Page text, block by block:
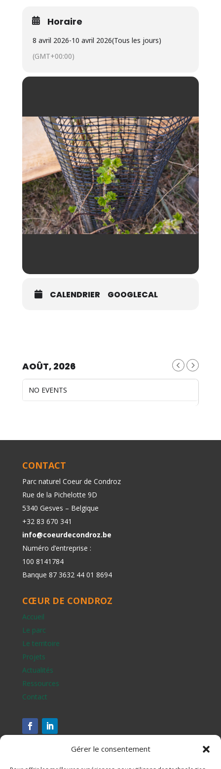
Gérer le consentement
Horaire
8 avril 2026-10 avril 2026(Tous les jours)
(GMT+00:00)
CALENDRIER GOOGLECAL
AOÛT, 2026
NO EVENTS
CONTACT
Parc naturel Coeur de Condroz
Rue de la Pichelotte 9D
5340 Gesves – Belgique
+32 83 670 341
info@coeurdecondroz.be
Numéro d’entreprise :
100 8141784
Banque 87 3632 44 01 8694
CŒUR DE CONDROZ
Accueil
Le parc
Le territoire
Projets
Actualités
Ressources
Contact